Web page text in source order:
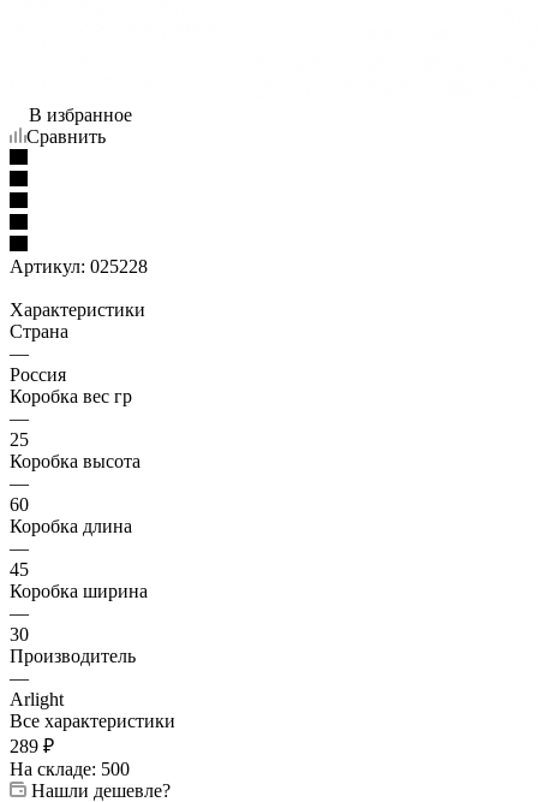
В избранное
Сравнить
Артикул: 025228
Характеристики
Страна
—
Россия
Коробка вес гр
—
25
Коробка высота
—
60
Коробка длина
—
45
Коробка ширина
—
30
Производитель
—
Arlight
Все характеристики
289 ₽
На складе: 500
Нашли дешевле?